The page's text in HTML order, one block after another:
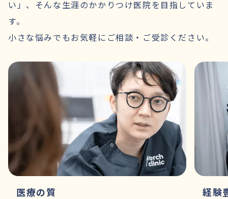
い」、そんな生涯のかかりつけ医院を目指していま
す。
小さな悩みでもお気軽にご相談・ご受診ください。
医療の質 経験